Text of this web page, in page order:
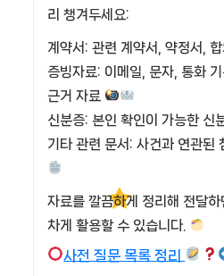
리 챙겨두세요:
계약서: 관련 계약서, 약정서,
증빙자료: 이메일, 문자, 통화
근거 자료
신분증: 본인 확인이 가능한 신
기타 관련 문서: 사건과 연관된
자료를 깔끔하게 정리해 전달
차게 활용할 수 있습니다.
사전 질문 목록 정리